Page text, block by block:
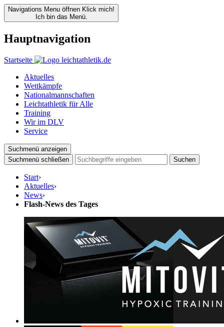
Navigations Menu öffnen Klick mich!
Ich bin das Menü.
Hauptnavigation
Startseite
Aktuelles
Wettkämpfe
Nationalmannschaften
Leichtathletik für Alle
Training
Wir im DLV
Service
Suchmenü anzeigen
Suchmenü schließen
Suchen
Start›
Aktuelles›
News›
Flash-News des Tages